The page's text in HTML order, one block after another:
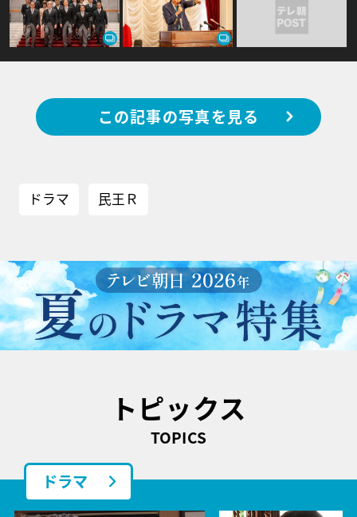
この記事の写真を見る
ドラマ 民王Ｒ
トピックス
TOPICS
ドラマ